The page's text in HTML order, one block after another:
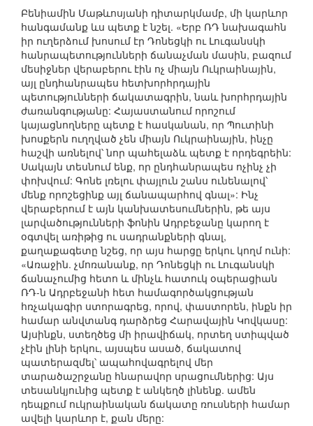
Բենիամին Մաթևոսյանի դիտարկմամբ, մի կարևոր
հանգամանք ևս պետք է նշել. «Երբ ՌԴ նախագահն
իր ուղերձում խոսում էր Դոնեցկի ու Լուգանսկի
հանրապետությունների ճանաչման մասին, բազում
մեսիջներ վերաբերու էին ոչ միայն Ուկրաինային,
այլ ընդհանրապես հետխորհրդային
պետությունների ճակատագրին, նաև խորհրդային
ժառանգությանը: Հայաստանում որոշում
կայացնողները պետք է հասկանան, որ Պուտինի
խոսքերն ուղղված չեն միայն Ուկրաինային, ինչը
հաշվի առնելով՝ նոր պահելաձև պետք է որդեգրեին:
Սակայն տեսնում ենք, որ ընդհանրապես ոչինչ չի
փոխվում: Գոնե լռելու փայլուն շանս ունենալով՝
մենք որոշեցինք այլ ճանապարհով գնալ»: Ինչ
վերաբերում է այն կանխատեսումներին, թե այս
լարվածությունների ֆոնին Ադրբեջանը կարող է
օգտվել առիթից ու սադրանքների գնալ,
քաղաքագետը նշեց, որ այս հարցը երկու կողմ ունի:
«Առաջին. չմոռանանք, որ Դոնեցկի ու Լուգանսկի
ճանաչումից հետո և մինչև հատուկ օպերացիան
ՌԴ-ն Ադրբեջանի հետ համագործակցության
հռչակագիր ստորագրեց, որով, փաստորեն, ինքն իր
համար անվտանգ դարձրեց Հարավային Կովկասը:
Այսինքն, ստեղծեց մի իրավիճակ, որտեղ ստիպված
չէին լինի երկու, այսպես ասած, ճակատով
պատերազմել՝ ապահովագրելով մեր
տարածաշրջանը հնարավոր սրացումներից: Այս
տեսանկյունից պետք է անկեղծ լինենք. ամեն
դեպքում ուկրաինական ճակատը ռուսների համար
ավելի կարևոր է, քան մերը: